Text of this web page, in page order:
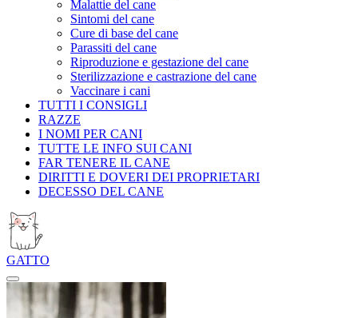
Malattie del cane
Sintomi del cane
Cure di base del cane
Parassiti del cane
Riproduzione e gestazione del cane
Sterilizzazione e castrazione del cane
Vaccinare i cani
TUTTI I CONSIGLI
RAZZE
I NOMI PER CANI
TUTTE LE INFO SUI CANI
FAR TENERE IL CANE
DIRITTI E DOVERI DEI PROPRIETARI
DECESSO DEL CANE
GATTO